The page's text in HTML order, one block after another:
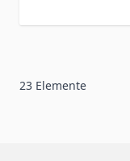
23 Elemente